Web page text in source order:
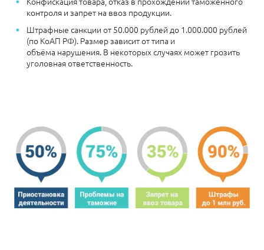
контроля и запрет на ввоз продукции.
Штрафные санкции от 50.000 рублей до 1.000.000 рублей
(по КоАП РФ). Размер зависит от типа и
объёма нарушения. В некоторых случаях может грозить
уголовная ответственность.